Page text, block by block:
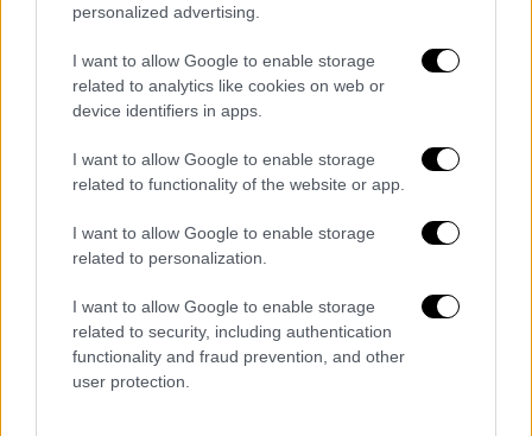
personalized advertising.
I want to allow Google to enable storage
related to analytics like cookies on web or
device identifiers in apps.
I want to allow Google to enable storage
related to functionality of the website or app.
I want to allow Google to enable storage
related to personalization.
I want to allow Google to enable storage
related to security, including authentication
functionality and fraud prevention, and other
user protection.
προσπάθησε να περάσει τις γραμμές για να
σχολείο. Στο σημείο κλήθηκε
ασθενοφόρο τουΕΚΑΒ
παρέλαβε.